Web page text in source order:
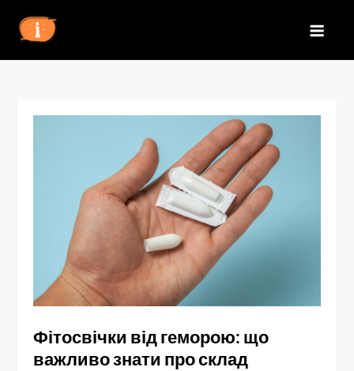
Фітосвічки від геморою: що
важливо знати про склад